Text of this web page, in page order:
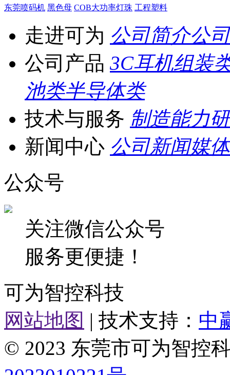
东莞喷码机 黑色母 COB大功率灯珠 工程塑料
走进可为 公司简介公
公司产品 3C耳机组装
池类半导体类
技术与服务 制造能力
新闻中心 公司新闻媒
公众号
关注微信公众号
服务更便捷！
可为智控科技
网站地图 | 技术支持： 中
© 2023 东莞市可为智控